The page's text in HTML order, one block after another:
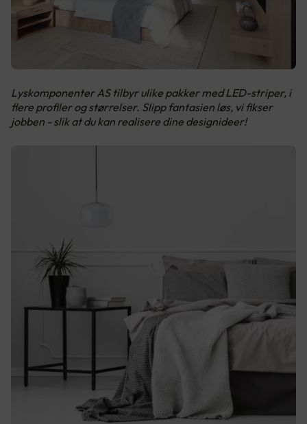
Lyskomponenter AS tilbyr ulike pakker med LED-striper, i
flere profiler og størrelser. Slipp fantasien løs, vi fikser
jobben - slik at du kan realisere dine designideer!